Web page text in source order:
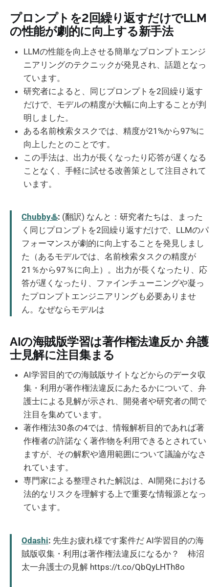
プロンプトを2回繰り返すだけでLLM
の性能が劇的に向上する新手法
LLMの性能を向上させる簡単なプロンプトエンジ
ニアリングのテクニックが発見され、話題となっ
ています。
研究者によると、同じプロンプトを2回繰り返す
だけで、モデルの精度が大幅に向上することが判
明しました。
ある名前検索タスクでは、精度が21%から97%に
向上したとのことです。
この手法は、出力が長くなったり応答が遅くなる
ことなく、手軽に試せる改善策として注目されて
います。
Chubby♨️: (翻訳) なんと：研究者たちは、まった
く同じプロンプトを2回繰り返すだけで、LLMのパ
フォーマンスが劇的に向上することを発見しまし
た（あるモデルでは、名前検索タスクの精度が
21％から97％に向上）。出力が長くなったり、応
答が遅くなったり、ファインチューニングや凝っ
たプロンプトエンジニアリングも必要ありませ
ん。なぜならモデルは
AIの海賊版学習は著作権法違反か 弁護
士見解に注目集まる
AI学習目的での海賊版サイトなどからのデータ収
集・利用が著作権法違反にあたるかについて、弁
護士による見解が示され、開発者や研究者の間で
注目を集めています。
著作権法30条の4では、情報解析目的であれば著
作権者の許諾なく著作物を利用できるとされてい
ますが、その解釈や適用範囲について議論がなさ
れています。
専門家による整理された解説は、AI開発における
法的なリスクを理解する上で重要な情報源となっ
ています。
Odashi: 先生お疲れ様です案件だ AI学習目的の海
賊版収集・利用は著作権法違反になるか？ 柿沼
太一弁護士の見解 https://t.co/QbQyLHTh8o